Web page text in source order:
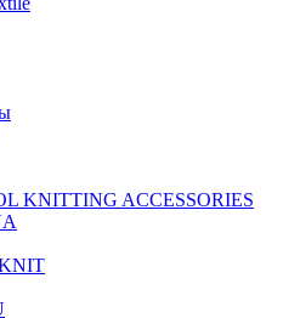
KNITTING ACCESSORIES